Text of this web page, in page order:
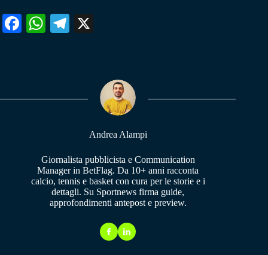
Fa W
pp
Te
m
Andrea Alampi
Giornalista pubblicista e Communication
Manager in BetFlag. Da 10+ anni racconta
calcio, tennis e basket con cura per le storie e i
dettagli. Su Sportnews firma guide,
approfondimenti antepost e preview.